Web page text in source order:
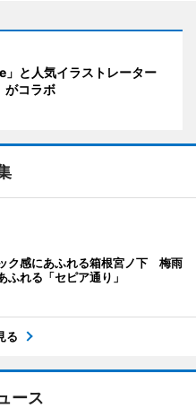
と人気イラストレーター
がコラボ
ク感にあふれる箱根宮ノ下 梅雨
ふれる「セピア通り」
る
ース